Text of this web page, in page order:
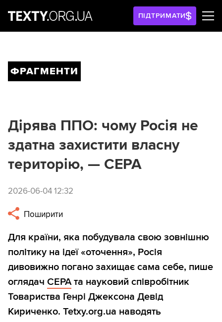
ПІДТРИМАТИ
ФРАГМЕНТИ
Дірява ППО: чому Росія не
здатна захистити власну
територію, — CEPA
2026-06-04 12:32
Поширити
Для країни, яка побудувала свою зовнішню
політику на ідеї «оточення», Росія
дивовижно погано захищає сама себе, пише
оглядач CEPAта науковий співробітник
Товариства Генрі Джексона Девід
Кириченко. Tetxy.org.ua наводять